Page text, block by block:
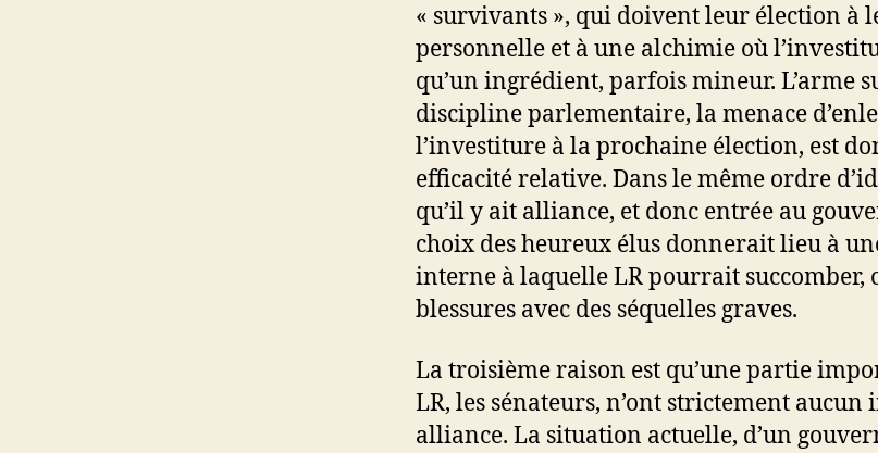
« survivants », qui doivent leur élection à
personnelle et à une alchimie où
qu’un ingrédient, parfois mineur. L’arme
discipline parlementaire, la menace
l’investiture à la prochaine élection, est
efficacité relative. Dans le même ordre
qu’il y ait alliance, et donc entrée au
choix des heureux élus donnerait lieu à
interne à laquelle LR pourrait succomber,
blessures avec des séquelles graves.
La troisième raison est qu’une partie
LR, les sénateurs, n’ont strictement aucun
alliance. La situation actuelle, d’un